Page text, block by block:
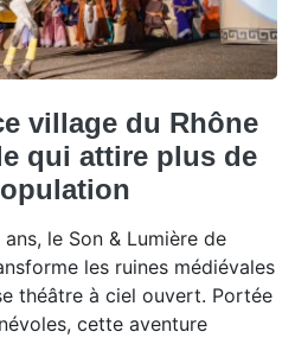
village du Rhône
qui attire plus de
le Son & Lumière de
les ruines médiévales
théâtre à ciel ouvert. Portée
cette aventure